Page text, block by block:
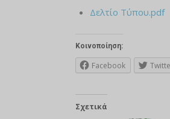
Δελτίο Τύπου.pdf
Κοινοποίηση:
Facebook
Σχετικά